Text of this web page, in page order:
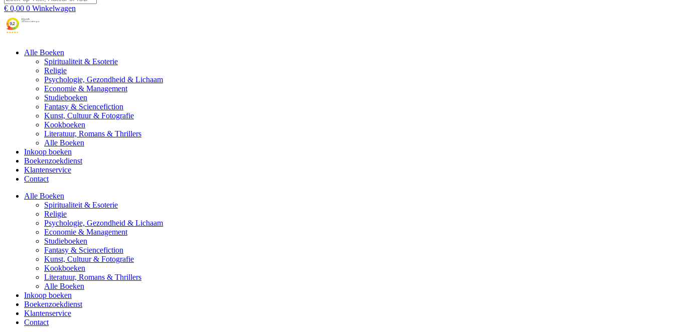
€ 0,00 0 Winkelwagen
Alle Boeken
Spiritualiteit & Esoterie
Religie
Psychologie, Gezondheid & Lichaam
Economie & Management
Studieboeken
Fantasy & Sciencefiction
Kunst, Cultuur & Fotografie
Kookboeken
Literatuur, Romans & Thrillers
Alle Boeken
Inkoop boeken
Boekenzoekdienst
Klantenservice
Contact
Alle Boeken
Spiritualiteit & Esoterie
Religie
Psychologie, Gezondheid & Lichaam
Economie & Management
Studieboeken
Fantasy & Sciencefiction
Kunst, Cultuur & Fotografie
Kookboeken
Literatuur, Romans & Thrillers
Alle Boeken
Inkoop boeken
Boekenzoekdienst
Klantenservice
Contact